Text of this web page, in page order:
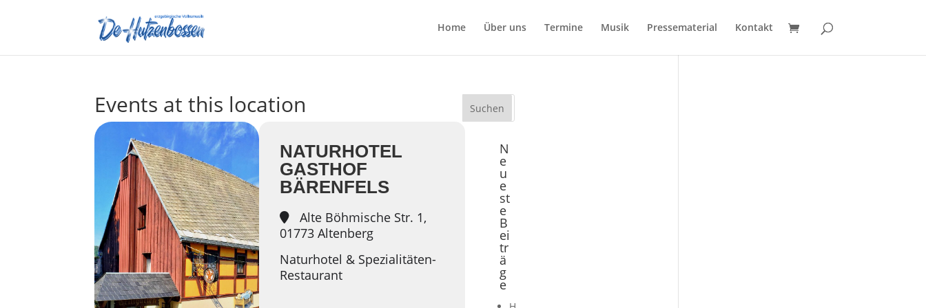
Home Über uns Termine Musik Pressematerial Kontakt
Events at this location
NATURHOTEL
GASTHOF
BÄRENFELS
Alte Böhmische Str. 1,
01773 Altenberg
Naturhotel & Spezialitäten-
Restaurant
N
e
u
e
st
e
B
ei
tr
ä
g
e